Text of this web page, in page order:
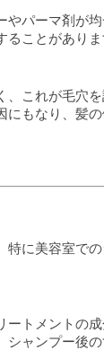
パーマ剤が
ことがありま
これが毛穴
もなり、髪
に美容室で
トメントの
ャンプー後